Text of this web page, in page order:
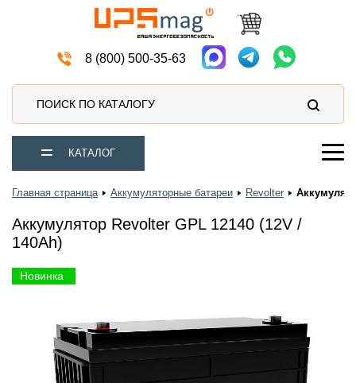
8 (800) 500-35-63
ПОИСК ПО КАТАЛОГУ
КАТАЛОГ
Главная страница Аккумуляторные батареи Revolter
Аккумулятор Revolter GPL 12140 (12V /
140Ah)
Новинка
Источники бесперебойного питания